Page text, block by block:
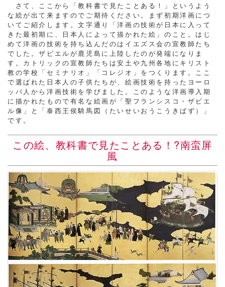
さて、ここから「教科書で見たことある！」というよう
な絵が出て来ますのでご期待ください。まず初期洋画につ
いてご紹介します。文字通り「洋画の技術が日本に入って
きた最初期に、日本人によって描かれた絵」のこと。はじ
めて洋画の技術を持ち込んだのはイエズス会の宣教師たち
でした。ザビエルが鹿児島に上陸したのが発端になりま
す。カトリックの宣教師たちは安土や九州各地にキリスト
教の学校「セミナリオ」「コレジオ」をつくります。ここ
で選ばれた日本人の子供たちが、絵画技術を持ったヨーロ
ッパ人から洋画技術を学びました。このような洋画導入期
に描かれたもので有名な絵画が「聖フランシスコ・ザビエ
ル像」と「泰西王侯騎馬図（たいせいおうこうきばず）」
です。
この絵、教科書で見たことある！?南蛮屏
風